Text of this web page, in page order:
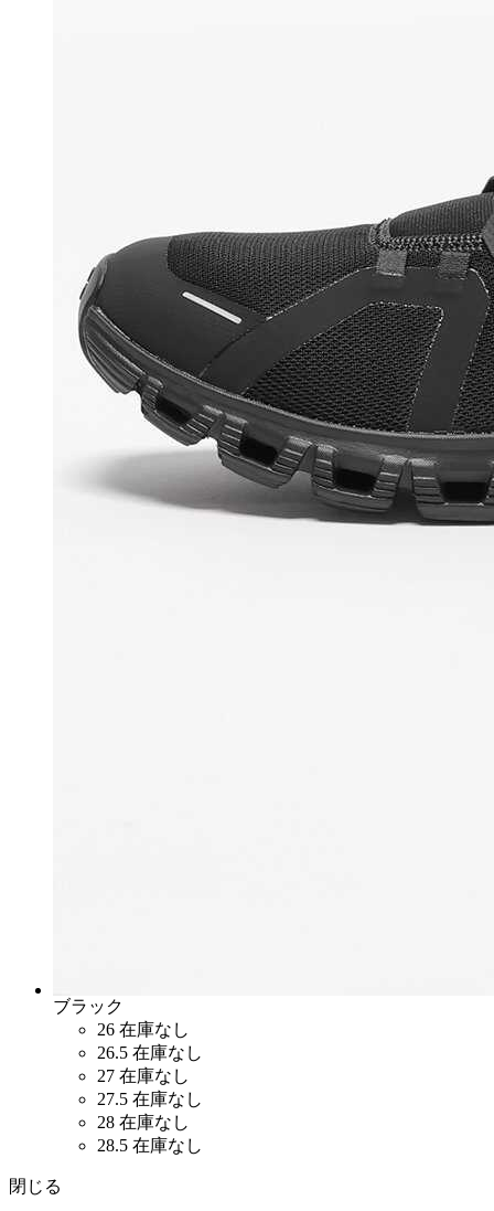
ブラック
26 在庫なし
26.5 在庫なし
27 在庫なし
27.5 在庫なし
28 在庫なし
28.5 在庫なし
閉じる